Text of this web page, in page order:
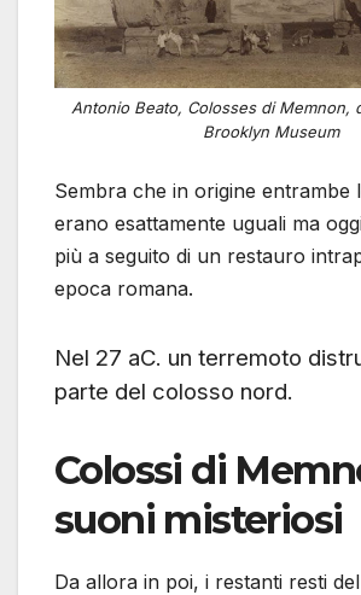
Antonio Beato, Colosses di Memnon,
Brooklyn Museum
Sembra che in origine entrambe
erano esattamente uguali ma
più a seguito di un restauro
epoca romana.
Nel 27 aC. un terremoto
parte del colosso nord.
Colossi di
suoni misteriosi
Da allora in poi, i restanti resti